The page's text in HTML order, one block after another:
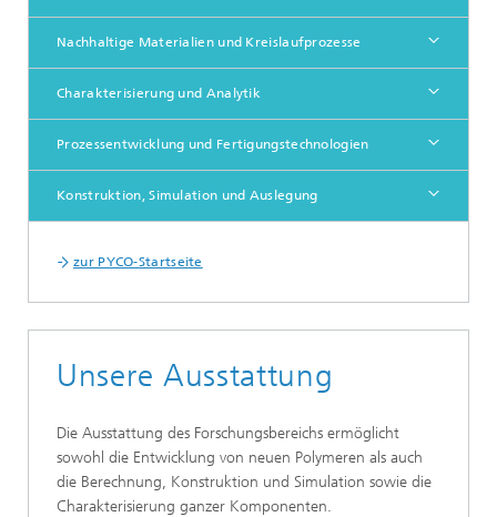
Nachhaltige Materialien und Kreislaufprozesse
Charakterisierung und Analytik
Prozessentwicklung und Fertigungstechnologien
Konstruktion, Simulation und Auslegung
zur PYCO-Startseite
Unsere Ausstattung
Die Ausstattung des Forschungsbereichs ermöglicht
sowohl die Entwicklung von neuen Polymeren als auch
die Berechnung, Konstruktion und Simulation sowie die
Charakterisierung ganzer Komponenten.